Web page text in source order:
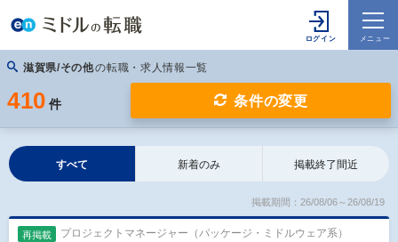
滋賀県/その他の転職・求人情報一覧
410 件 条件の変更
すべて 新着のみ 掲載終了間近
掲載期間：26/08/06～26/08/19
再掲載 プロジェクトマネージャー（パッケージ・ミドルウェア系）